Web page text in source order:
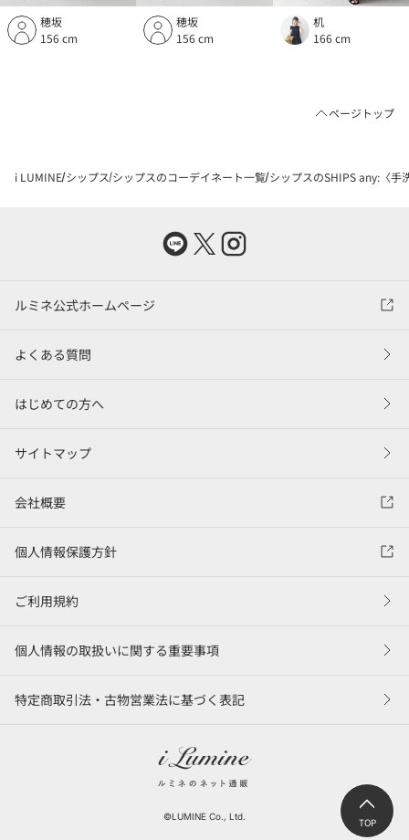
穂坂
156 cm
穂坂
156 cm
机
166 cm
TOP
ページトップ
i LUMINE シップス シップスのコーデイネート一覧 シップスのSHIPS any:〈手
ルミネ公式ホームページ
よくある質問
はじめての方へ
サイトマップ
会社概要
個人情報保護方針
ご利用規約
個人情報の取扱いに関する重要事項
特定商取引法・古物営業法に基づく表記
©LUMINE Co., Ltd.